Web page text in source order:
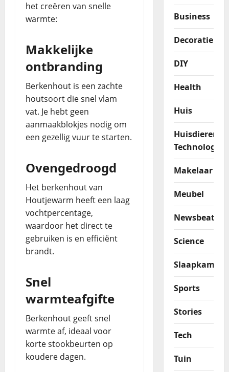
het creëren van snelle
warmte:
Makkelijke
ontbranding
Berkenhout is een zachte
houtsoort die snel vlam
vat. Je hebt geen
aanmaakblokjes nodig om
een gezellig vuur te starten.
Ovengedroogd
Het berkenhout van
Houtjewarm heeft een laag
vochtpercentage,
waardoor het direct te
gebruiken is en efficiënt
brandt.
Snel
warmteafgifte
Berkenhout geeft snel
warmte af, ideaal voor
korte stookbeurten op
koudere dagen.
Business
Decoratie
DIY
Health
Huis
Huisdieren
Technologie
Makelaar
Meubel
Newsbeat
Science
Slaapkamer
Sports
Stories
Tech
Tuin